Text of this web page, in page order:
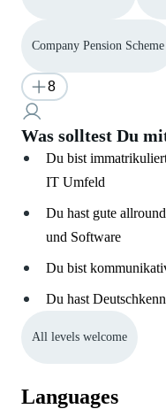
Company Pension Scheme
8
Was solltest Du
Du bist
IT Umfeld
Du hast gute
und Software
Du bist
Du hast
All levels welcome
Languages